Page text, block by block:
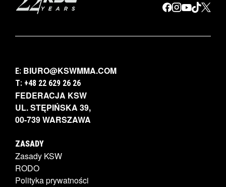
E: BIURO@KSWMMA.COM
T: +48 22 629 26 26
FEDERACJA KSW
UL. STĘPIŃSKA 39,
00-739 WARSZAWA
ZASADY
Zasady KSW
RODO
Polityka prywatności